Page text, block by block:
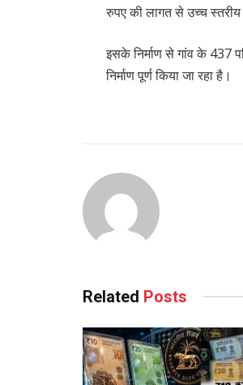
रुपए की लागत से उच्च स्तरीय
इसके निर्माण से गांव के 437
निर्माण पूर्ण किया जा रहा है।
Related Posts